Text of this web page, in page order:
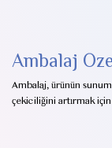
Ambalaj
Ambalaj, ürünün
çekiciliğini artırmak